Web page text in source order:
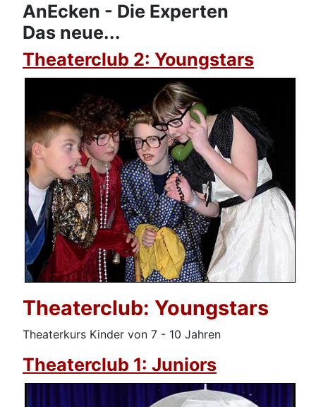
AnEcken - Die Experten
Das neue...
Theaterclub 2: Youngstars
Theaterclub: Youngstars
Theaterkurs Kinder von 7 - 10 Jahren
Theaterclub 1: Juniors